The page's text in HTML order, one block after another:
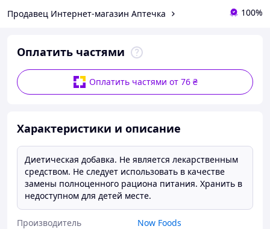
Продавец Интернет-магазин Аптечка 100%
Оплатить частями
Оплатить частями от 76 ₴
Характеристики и описание
Диетическая добавка. Не является лекарственным
средством. Не следует использовать в качестве
замены полноценного рациона питания. Хранить в
недоступном для детей месте.
Производитель
Now Foods